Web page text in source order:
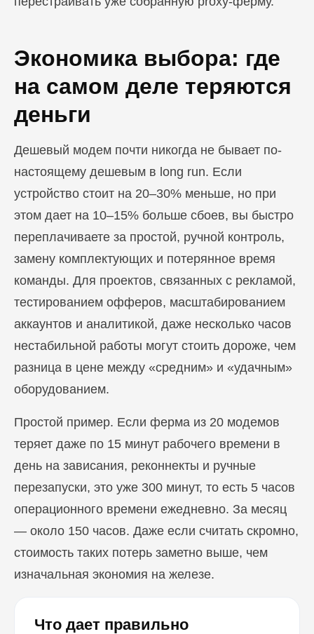
Экономика выбора: где
на самом деле теряются
деньги
Дешевый модем почти никогда не бывает по-
настоящему дешевым в long run. Если
устройство стоит на 20–30% меньше, но при
этом дает на 10–15% больше сбоев, вы быстро
переплачиваете за простой, ручной контроль,
замену комплектующих и потерянное время
команды. Для проектов, связанных с рекламой,
тестированием офферов, масштабированием
аккаунтов и аналитикой, даже несколько часов
нестабильной работы могут стоить дороже, чем
разница в цене между «средним» и «удачным»
оборудованием.
Простой пример. Если ферма из 20 модемов
теряет даже по 15 минут рабочего времени в
день на зависания, реконнекты и ручные
перезапуски, это уже 300 минут, то есть 5 часов
операционного времени ежедневно. За месяц
— около 150 часов. Даже если считать скромно,
стоимость таких потерь заметно выше, чем
изначальная экономия на железе.
Что дает правильно
Похожиестатьи
ПЕРЕЙТИ В БЛОГ
ПЕРЕЙТИ В БЛОГ